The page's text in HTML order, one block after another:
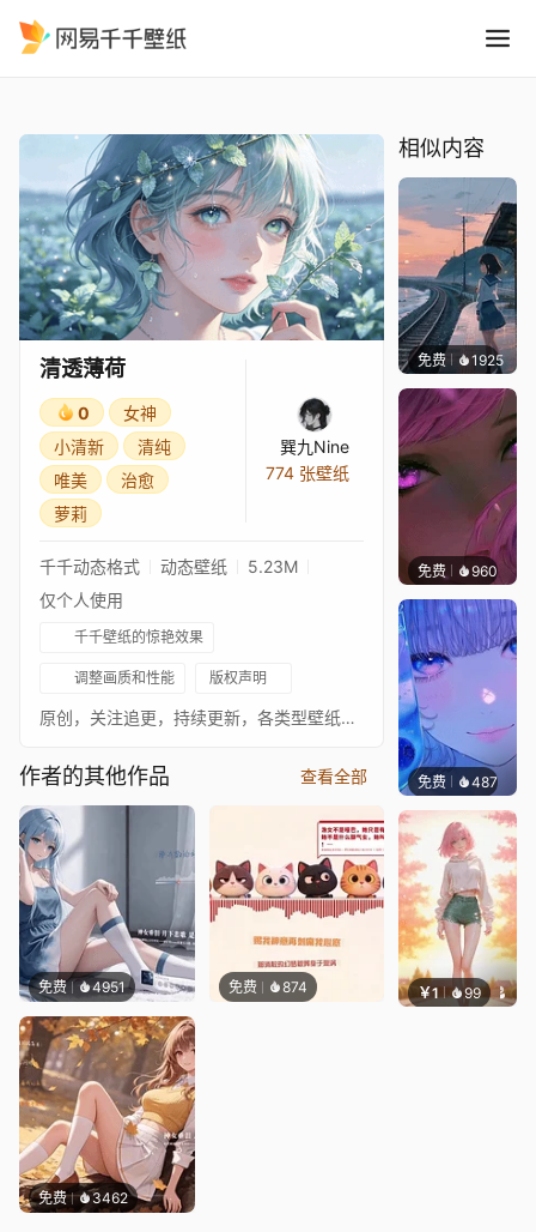
清透薄荷
0
女神
小清新
清纯
唯美
治愈
萝莉
巽九Nine
774 张壁纸
千千动态格式 动态壁纸
5.23M
仅个人使用
千千壁纸的惊艳效果
调整画质和性能 版权声明
原创，关注追更，持续更新，各类型壁纸，各平台同名
作者的其他作品 查看全部
免费 4951 免费 874
免费 3462
相似内容
免费 1925辰东
免费 960辰东
免费 487辰东
￥1 99 辰东